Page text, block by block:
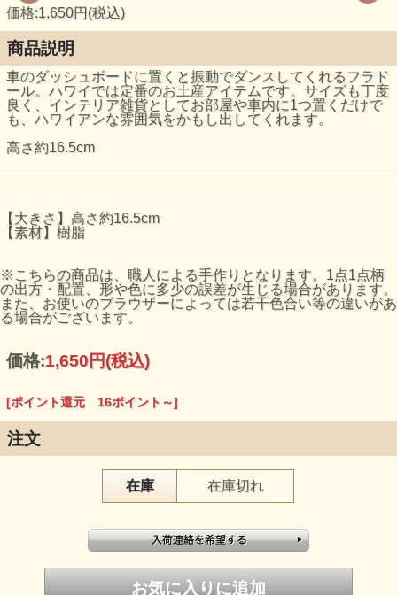
価格:1,650円(税込)
商品説明
車のダッシュボードに置くと振動でダンスしてくれるフラド
ール。ハワイでは定番のお土産アイテムです。サイズも丁度
良く、インテリア雑貨としてお部屋や車内に1つ置くだけで
も、ハワイアンな雰囲気をかもし出してくれます。
高さ約16.5cm
【大きさ】高さ約16.5cm
【素材】樹脂
※こちらの商品は、職人による手作りとなります。1点1点柄
の出方・配置、形や色に多少の誤差が生じる場合があります。
また、お使いのブラウザーによっては若干色合い等の違いがあ
る場合がございます。
価格:1,650円(税込)
[ポイント還元 16ポイント～]
注文
在庫 在庫切れ